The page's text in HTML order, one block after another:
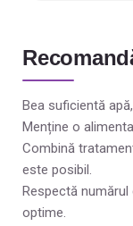
Bea suficientă
Menține o
Combină
este posibil.
Respectă
optime.